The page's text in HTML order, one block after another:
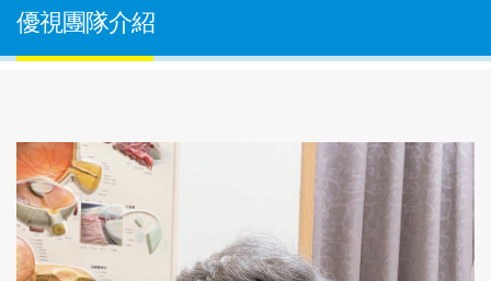
優視團隊介紹